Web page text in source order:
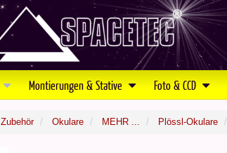
Montierungen & Stative Foto & CCD
Zubehör Okulare MEHR ... Plössl-Okulare